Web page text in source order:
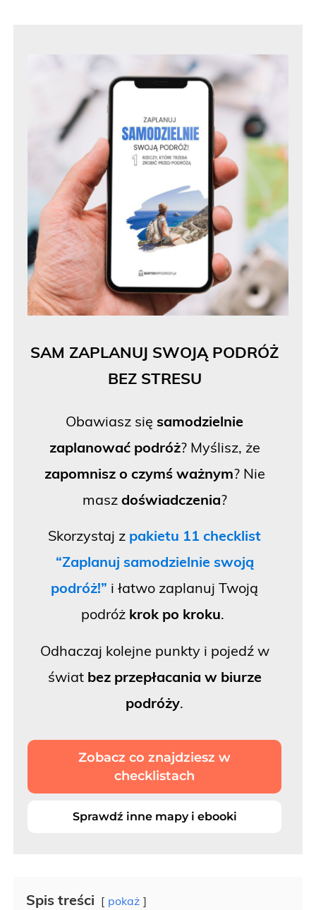
SAM ZAPLANUJ SWOJĄ PODRÓŻ
BEZ STRESU
Obawiasz sięsamodzielnie
zaplanować podróż? Myślisz, że
zapomnisz o czymś ważnym? Nie
masz doświadczenia?
Skorzystaj z pakietu 11 checklist
“Zaplanuj samodzielnie swoją
podróż!” i łatwo zaplanuj Twoją
podróż krok po kroku.
Odhaczaj kolejne punkty i pojedź w
świat bez przepłacania w biurze
podróży.
Zobacz co znajdziesz w
checklistach
Sprawdź inne mapy i ebooki
Spis treści pokaż